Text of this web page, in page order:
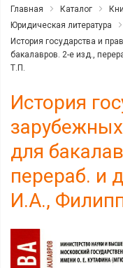
Главная Каталог
Юридическая литература
История государства и
бакалавров. 2-е изд.,
Т.П.
История
для
перераб. и
И.А.,